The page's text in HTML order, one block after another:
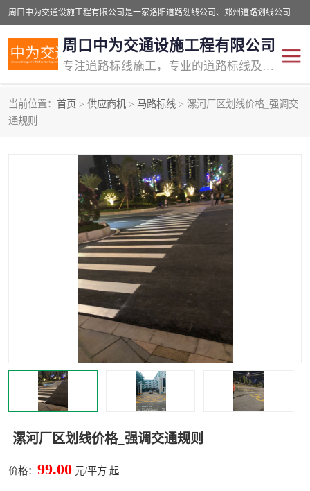
周口中为交通设施工程有限公司是一家洛阳道路划线公司、郑州道路划线公司、平顶山道路车位划线公司、开封车位划线公司、许昌道路车位划线公司、漯河道路车位划线公司，公司始终坚持“诚信、匠心、专注”的宗旨；我们的经营理念是：的服务。
周口中为交通设施工程有限公司
专注道路标线施工，专业的道路标线及交通设施施工服务商!
当前位置： 首页 > 供应商机 > 马路标线 > 漯河厂区划线价格_强调交
通规则
漯河厂区划线价格_强调交通规则
价格： 99.00 元/平方 起
交通道路标线
道路标线划线 马路标线
道路划线